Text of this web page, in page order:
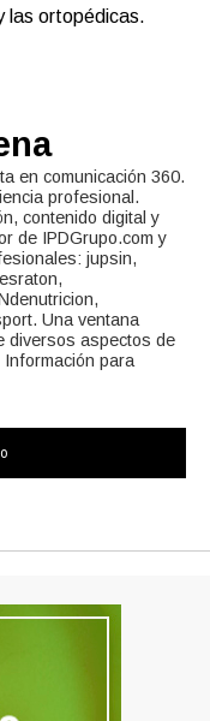
las ortopédicas.
en comunicación 360.
profesional.
contenido digital y
de IPDGrupo.com y
jupsin,
Una ventana
diversos aspectos de
Información para